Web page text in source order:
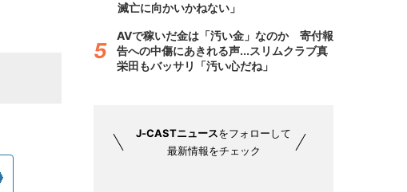
滅亡に向かいかねない」
AVで稼いだ金は「汚い金」なのか 寄付報
告への中傷にあきれる声...スリムクラブ真
栄田もバッサリ「汚い心だね」
J-CASTニュースをフォローして
最新情報をチェック